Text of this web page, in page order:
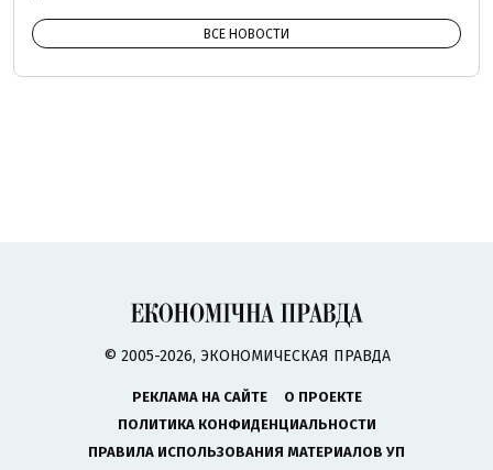
ВСЕ НОВОСТИ
© 2005-2026, ЭКОНОМИЧЕСКАЯ ПРАВДА
РЕКЛАМА НА САЙТЕ
О ПРОЕКТЕ
ПОЛИТИКА КОНФИДЕНЦИАЛЬНОСТИ
ПРАВИЛА ИСПОЛЬЗОВАНИЯ МАТЕРИАЛОВ УП